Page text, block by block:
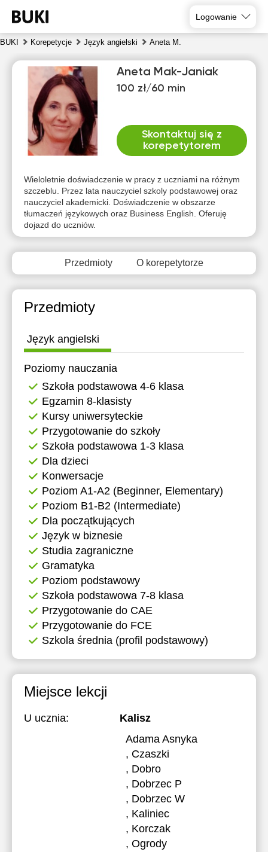
Logowanie
BUKI Korepetycje Język angielski Aneta M.
Aneta Mak-Janiak
100 zł/60 min
Skontaktuj się z
korepetytorem
Wieloletnie doświadczenie w pracy z uczniami na różnym
szczeblu. Przez lata nauczyciel szkoly podstawowej oraz
nauczyciel akademicki. Doświadczenie w obszarze
tłumaczeń językowych oraz Business English. Oferuję
dojazd do uczniów.
Przedmioty O korepetytorze
Przedmioty
Język angielski
Poziomy nauczania
Szkoła podstawowa 4-6 klasa
Egzamin 8-klasisty
Kursy uniwersyteckie
Przygotowanie do szkoły
Szkoła podstawowa 1-3 klasa
Dla dzieci
Konwersacje
Poziom A1-A2 (Beginner, Elementary)
Poziom B1-B2 (Intermediate)
Dla początkujących
Język w biznesie
Studia zagraniczne
Gramatyka
Poziom podstawowy
Szkoła podstawowa 7-8 klasa
Przygotowanie do CAE
Przygotowanie do FCE
Szkola średnia (profil podstawowy)
Miejsce lekcji
U ucznia:
Kalisz
Adama Asnyka
, Czaszki
, Dobro
, Dobrzec P
, Dobrzec W
, Kaliniec
, Korczak
, Ogrody
6
7
8
9
10
11
Brak
dostępnych
terminów
Brak
dostępnych
terminów
Brak
dostępnych
Brak
dostępnych
Brak
dostępnych
terminów